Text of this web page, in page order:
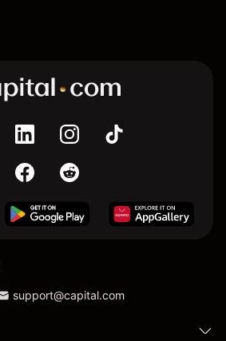
support@capital.com